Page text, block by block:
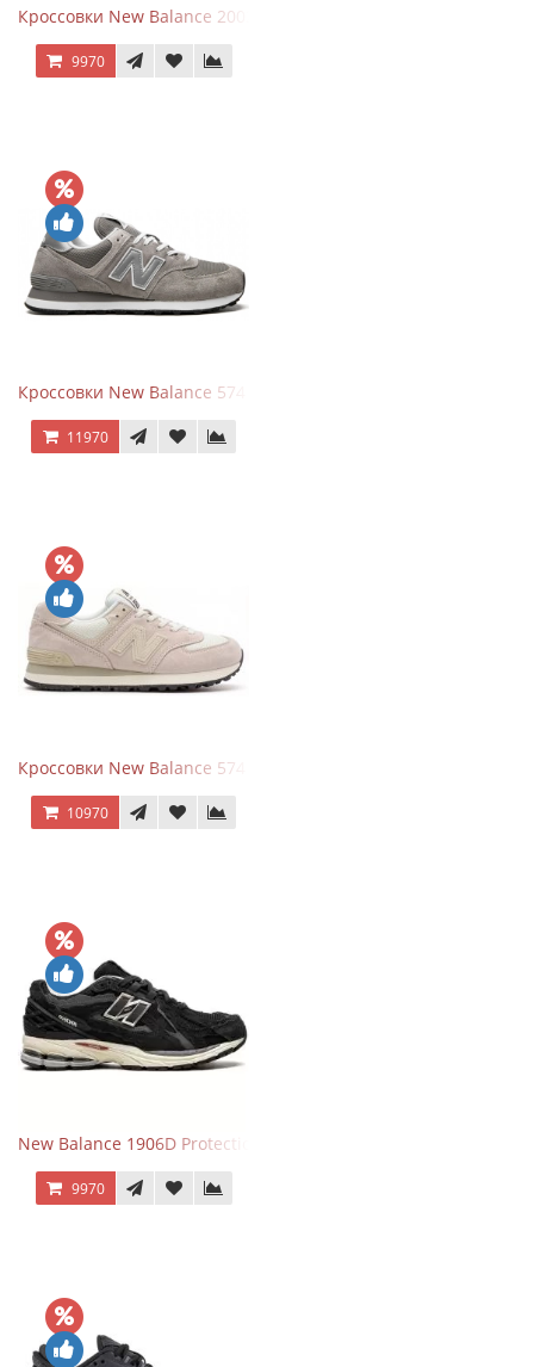
Кроссовки New Balance 2002R Protection Pack Black Grey
9970
Кроссовки New Balance 574 Grey White Silver
11970
Кроссовки New Balance 574 Light Grey Pink
10970
New Balance 1906D Protection Pack Black черные
9970